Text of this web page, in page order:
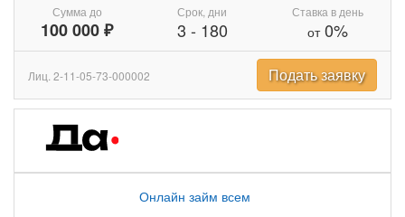
Сумма до
100 000 ₽
Срок, дни
3 - 180
Ставка в день
от0%
Лиц. 2-11-05-73-000002 Подать заявку
Онлайн займ всем